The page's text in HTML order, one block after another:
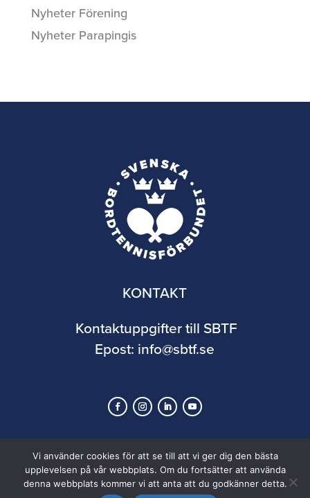
Nyheter Förening
Nyheter Parapingis
KONTAKT
Kontaktuppgifter till SBTF
Epost: info@sbtf.se
© 2026 Svenska Bordtennisförbundet
Vi använder cookies för att se till att vi ger dig den bästa
upplevelsen på vår webbplats. Om du fortsätter att använda
denna webbplats kommer vi att anta att du godkänner detta.